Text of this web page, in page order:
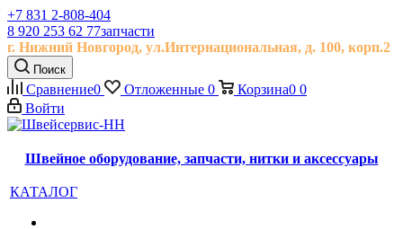
+7 831 2-808-404
8 920 253 62 77запчасти
г. Нижний Новгород, ул.Интернациональная, д. 100, корп.2
Поиск
Сравнение0 Отложенные 0 Корзина0 0
Войти
Швейное оборудование, запчасти, нитки и аксессуары
КАТАЛОГ